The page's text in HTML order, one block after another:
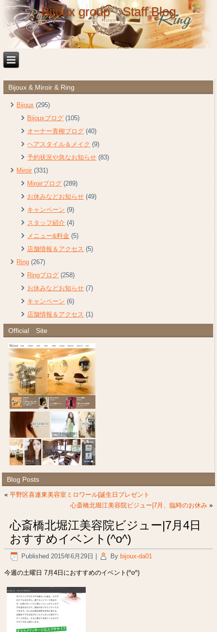
Bijoux group Staff Blog
Bijoux & Miroir & Ring
Bijoux (295)
Bijouxブログ (105)
オーナー青柳ブログ (40)
ヘアスタイル＆メイク (9)
予約状況や急なお知らせ (83)
Miroir (331)
Miroirブログ (289)
お休みなどお知らせ (49)
キャンペーン (9)
スタッフ紹介 (4)
メニュー&料金 (5)
店舗情報＆アクセス (5)
Ring (267)
Ringブログ (258)
お休みなどお知らせ (7)
キャンペーン (6)
店舗情報＆アクセス (1)
Official Site
Blog Posts
«平野区喜連東美容室ミロワール|誕生日プレゼント
心斎橋北堀江美容院ビジュー|7月、臨時のお休み»
心斎橋北堀江美容院ビジュー|7月4日
おすすめイベント(^o^)
Published 2015年6月29日 By bijoux-da01
今週の土曜日 7月4日におすすめのイベント(^o^)